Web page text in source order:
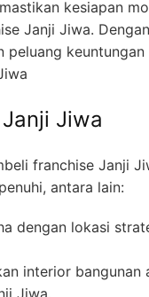
kesiapan
Janji Jiwa.
peluang
Jiwa
franchise Janji
antara lain:
dengan lokasi
interior bangunan
Jiwa.